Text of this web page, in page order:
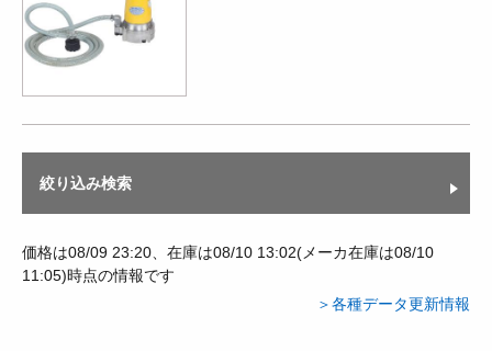
絞り込み検索
価格は08/09 23:20、在庫は08/10 13:02(メーカ在庫は08/10
11:05)時点の情報です
＞各種データ更新情報